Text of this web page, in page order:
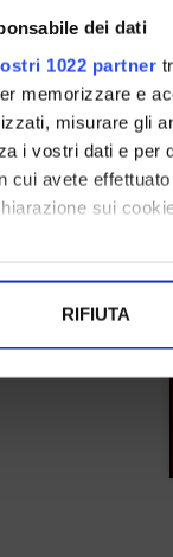
dei dati
1022 partner
memorizzare e
misurare gli
i vostri dati e per
cui avete
sui
consenso,
Identificare il tuo
come
RIFIUTA
Whatsapp